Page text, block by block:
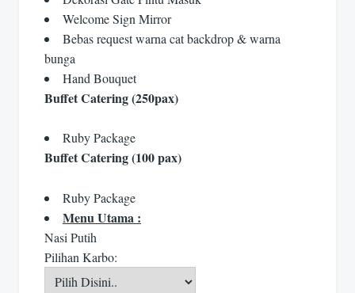
Welcome Sign Mirror
Bebas request warna cat backdrop & warna
bunga
Hand Bouquet
Buffet Catering (250pax)
Ruby Package
Buffet Catering (100 pax)
Ruby Package
Menu Utama :
Nasi Putih
Pilihan Karbo: